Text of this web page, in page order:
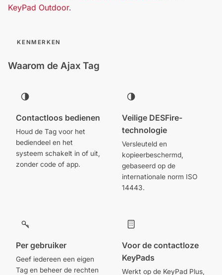
KeyPad Outdoor.
KENMERKEN
Waarom de Ajax Tag
Contactloos bedienen
Houd de Tag voor het
bediendeel en het
systeem schakelt in of uit,
zonder code of app.
Veilige DESFire-
technologie
Versleuteld en
kopieerbeschermd,
gebaseerd op de
internationale norm ISO
14443.
Per gebruiker
Geef iedereen een eigen
Tag en beheer de rechten
Voor de contactloze
KeyPads
Werkt op de KeyPad Plus,